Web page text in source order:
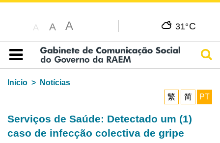
A A A 31°C
Índice
Início
Notícias
繁
简 PT
Serviços de Saúde: Detectado um (1)
caso de infecção colectiva de gripe